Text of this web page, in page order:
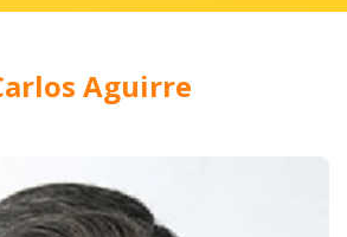
Aguirre